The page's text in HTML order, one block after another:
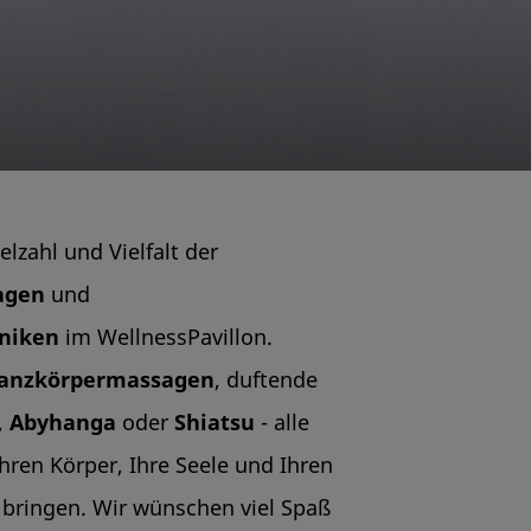
und Vielfalt der
und
im WellnessPavillon.
, duftende
Abyhanga oder Shiatsu - alle
Körper, Ihre Seele und Ihren
Wir wünschen viel Spaß